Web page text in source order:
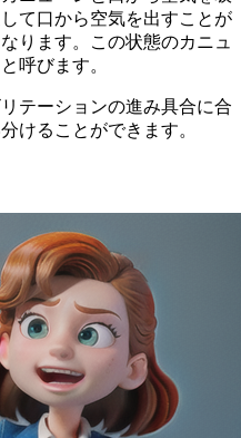
て口から空気を出すことが
ります。この状態のカニュ
呼びます。
テーションの進み具合に合
けることができます。